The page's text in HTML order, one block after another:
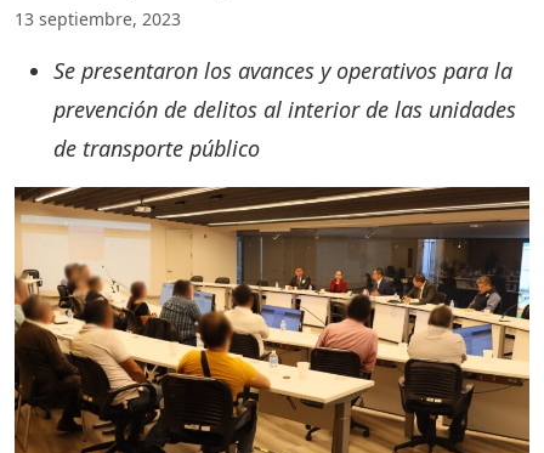
13 septiembre, 2023
Se presentaron los avances y operativos para la
prevención de delitos al interior de las unidades
de transporte público